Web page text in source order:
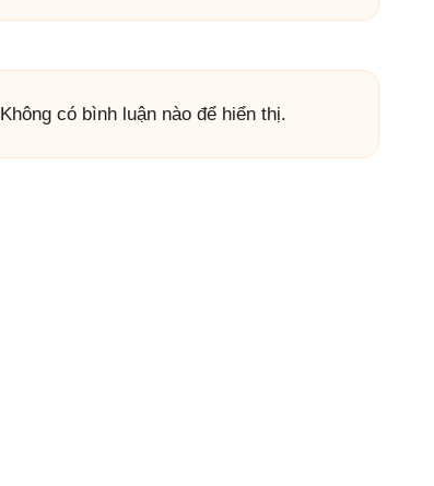
Không có bình luận nào để hiển thị.